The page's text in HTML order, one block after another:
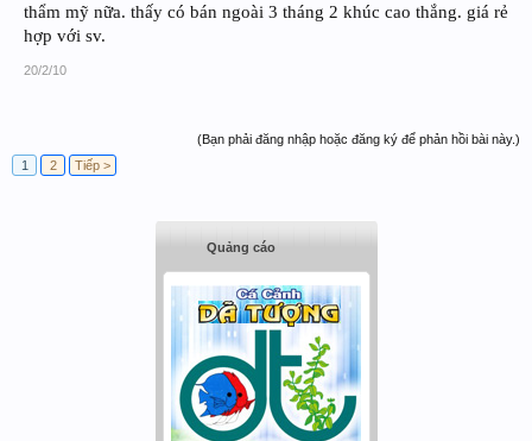
thẩm mỹ nữa. thấy có bán ngoài 3 tháng 2 khúc cao thắng. giá rẻ
hợp với sv.
20/2/10
(Bạn phải đăng nhập hoặc đăng ký để phản hồi bài này.)
1
2 Tiếp >
Quảng cáo